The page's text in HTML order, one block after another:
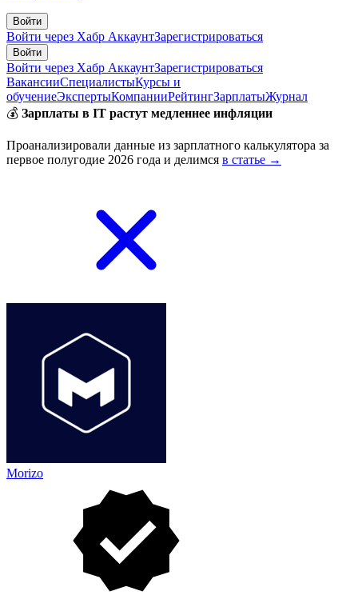
Войти
Войти через Хабр АккаунтЗарегистрироваться
Войти
Войти через Хабр АккаунтЗарегистрироваться
ВакансииСпециалистыКурсы и
обучениеЭкспертыКомпанииРейтингЗарплатыЖурнал
💰 Зарплаты в IT растут медленнее инфляции
Проанализировали данные из зарплатного калькулятора за
первое полугодие 2026 года и делимся в статье →
Morizo